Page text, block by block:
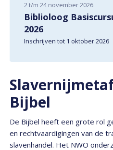
2 t/m 24 november 2026
Biblioloog
2026
Inschrijven tot 1 oktober 2026
Bijbel
De Bijbel heeft een grote rol
en rechtvaardigingen van de
slavenhandel. Het NWO